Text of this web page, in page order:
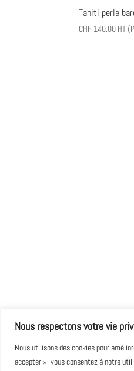
Nous respectons votre vie
Nous utilisons des cookies pour
accepter », vous consentez à notre
Tahiti perle
CHF 140.00 HT
Copyright : Art